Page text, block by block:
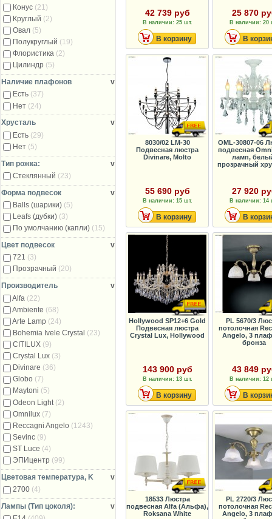
Конус (21)
Круглый (2)
Овал (5)
Полукруглый (19)
Флористика (2)
Цилиндр (5)
Наличие плафонов
v
Есть (37)
Нет (24)
Хрусталь
v
Есть (29)
Нет (5)
Тип рожка:
v
Стеклянный (23)
Форма подвесок
v
Balls (шарики) (5)
Leafs (дубки) (3)
По умолчанию (капли) (15)
Цвет подвесок
v
721 (3)
Прозрачный (20)
Производитель
v
Alfa (22)
Ambiente (68)
Arte Lamp (24)
Bohemia Ivele Crystal (23)
CITILUX (9)
Crystal Lux (3)
Divinare (36)
Globo (7)
Maytoni (5)
Odeon Light (2)
Omnilux (7)
Reccagni Angelo (1243)
Sevinc (9)
ST Luce (4)
ЭПИцентр (99)
Цветовая температура, K
v
2700 (4)
Лампы (Тип цоколя):
v
42 739 руб
В наличии: 25 шт.
В корзину
25 870
В наличии: 20
В
8030/02 LM-30
Подвесная люстра
Divinare, Molto
55 690 руб
В наличии: 15 шт.
В корзину
OML-30807-06
подвесная
ламп,
прозрачный
27 920
В наличии: 14
В
Hollywood SP12+6 Gold
Подвесная люстра
Crystal Lux, Hollywood
143 900 руб
В наличии: 13 шт.
В корзину
PL 5670/3
потолочная
Angelo, 3
бронза
43 849
В наличии: 12
В
18533 Люстра
подвесная Alfa (Альфа),
Roksana White
PL 2720/3
потолочная
Angelo, 3